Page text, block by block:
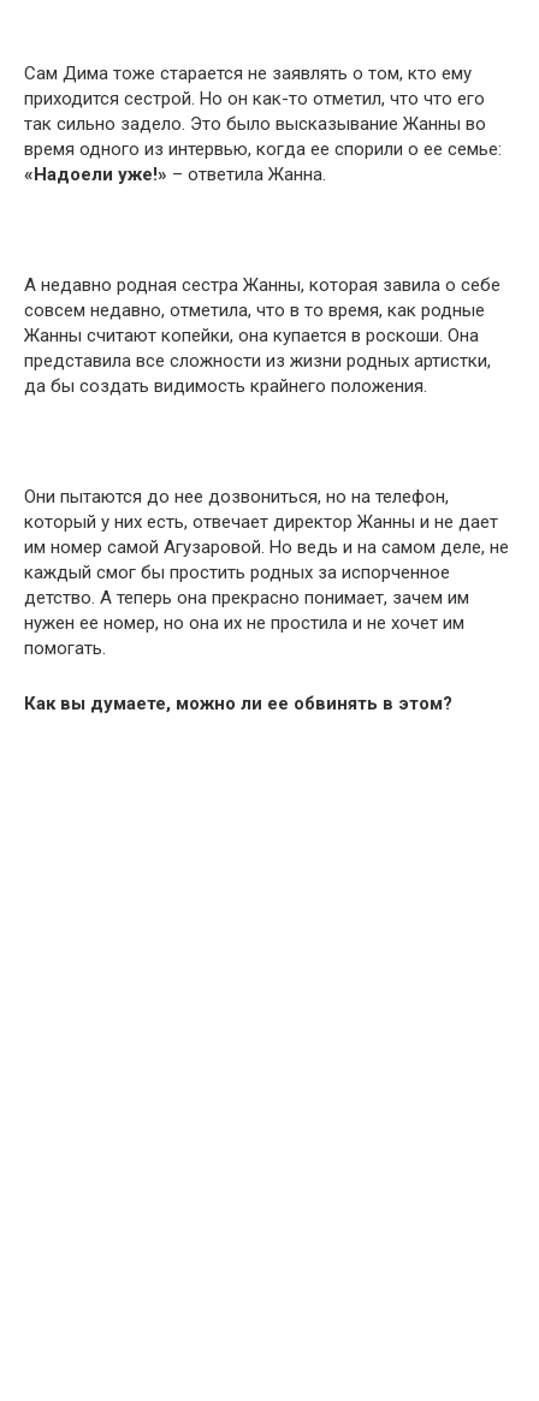
Сам Дима тоже старается не заявлять о том, кто ему
приходится сестрой. Но он как-то отметил, что что его
так сильно задело. Это было высказывание Жанны во
время одного из интервью, когда ее спорили о ее семье:
«Надоели уже!» – ответила Жанна.
А недавно родная сестра Жанны, которая завила о себе
совсем недавно, отметила, что в то время, как родные
Жанны считают копейки, она купается в роскоши. Она
представила все сложности из жизни родных артистки,
да бы создать видимость крайнего положения.
Они пытаются до нее дозвониться, но на телефон,
который у них есть, отвечает директор Жанны и не дает
им номер самой Агузаровой. Но ведь и на самом деле, не
каждый смог бы простить родных за испорченное
детство. А теперь она прекрасно понимает, зачем им
нужен ее номер, но она их не простила и не хочет им
помогать.
Как вы думаете, можно ли ее обвинять в этом?